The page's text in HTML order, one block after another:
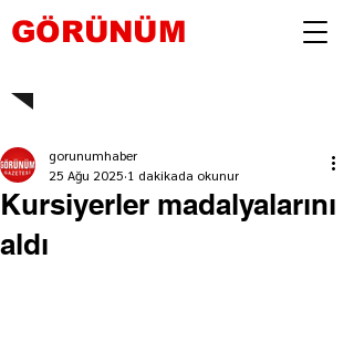
GÖRÜNÜM
Kursiyerler madalyalarını
aldı
gorunumhaber
25 Ağu 2025 1 dakikada okunur